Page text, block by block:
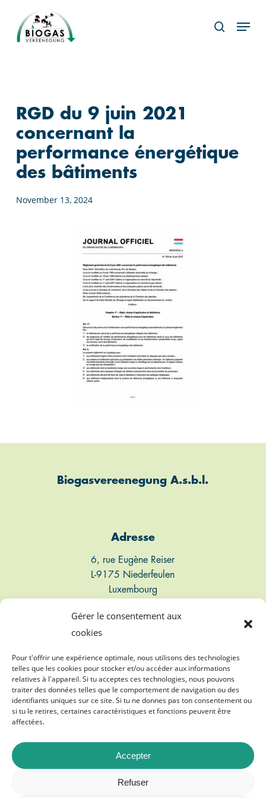
Gérer le consentement aux
cookies
Pour t'offrir une expérience optimale, nous utilisons des technologies
telles que les cookies pour stocker et/ou accéder aux informations
relatives à l'appareil. Si tu acceptes ces technologies, nous pouvons
traiter des données telles que le comportement de navigation ou des
identifiants uniques sur ce site. Si tu ne donnes pas ton consentement ou
si tu le retires, certaines caractéristiques et fonctions peuvent être
affectées.
Accepter
Refuser
main
search
RGD du 9 juin 2021
concernant la
performance énergétique
des bâtiments
November 13, 2024
Biogasvereenegung A.s.b.l.
Adresse
6, rue Eugène Reiser
L-9175 Niederfeulen
Luxembourg
T: +352 661 497 947
E: info@biogasvereenegung.lu
Biogasvereenegung A.s.b.l.